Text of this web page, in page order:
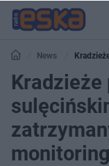
News
dzięki monitoringowi
Kradzieże